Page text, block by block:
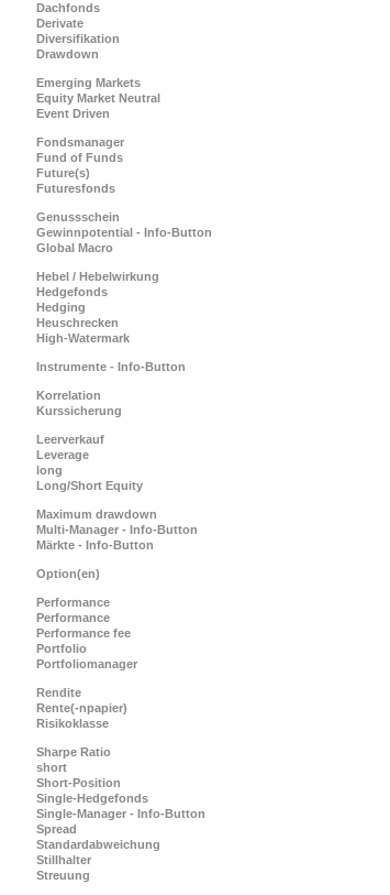
Dachfonds
Derivate
Diversifikation
Drawdown
Emerging Markets
Equity Market Neutral
Event Driven
Fondsmanager
Fund of Funds
Future(s)
Futuresfonds
Genussschein
Gewinnpotential - Info-Button
Global Macro
Hebel / Hebelwirkung
Hedgefonds
Hedging
Heuschrecken
High-Watermark
Instrumente - Info-Button
Korrelation
Kurssicherung
Leerverkauf
Leverage
long
Long/Short Equity
Maximum drawdown
Multi-Manager - Info-Button
Märkte - Info-Button
Option(en)
Performance
Performance
Performance fee
Portfolio
Portfoliomanager
Rendite
Rente(-npapier)
Risikoklasse
Sharpe Ratio
short
Short-Position
Single-Hedgefonds
Single-Manager - Info-Button
Spread
Standardabweichung
Stillhalter
Streuung